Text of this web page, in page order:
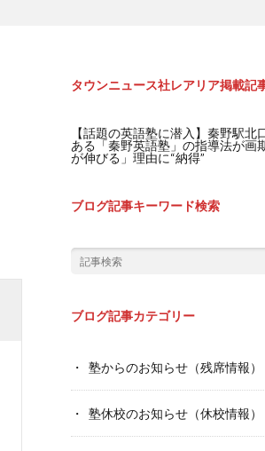
タウンニュース社レアリア掲載記
【話題の英語塾に潜入】秦野駅北
ある「秦野英語塾」の指導法が画
が伸びる」理由に“納得”
ブログ記事キーワード検索
ブログ記事カテゴリー
塾からのお知らせ（残席情報）
塾休校のお知らせ（休校情報）